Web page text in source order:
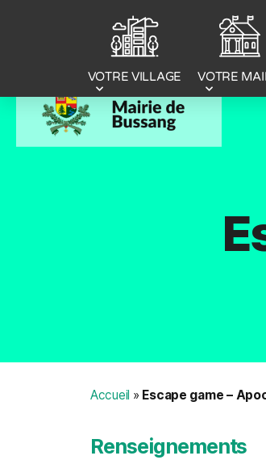
VOTRE VILLAGE VOTRE
Accueil » Escape game –
Renseignements